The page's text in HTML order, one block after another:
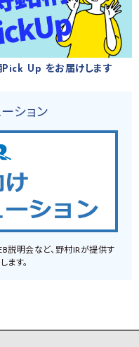
Pick Up をお届けします
ション
説明会など、野村IRが提供す
ます。